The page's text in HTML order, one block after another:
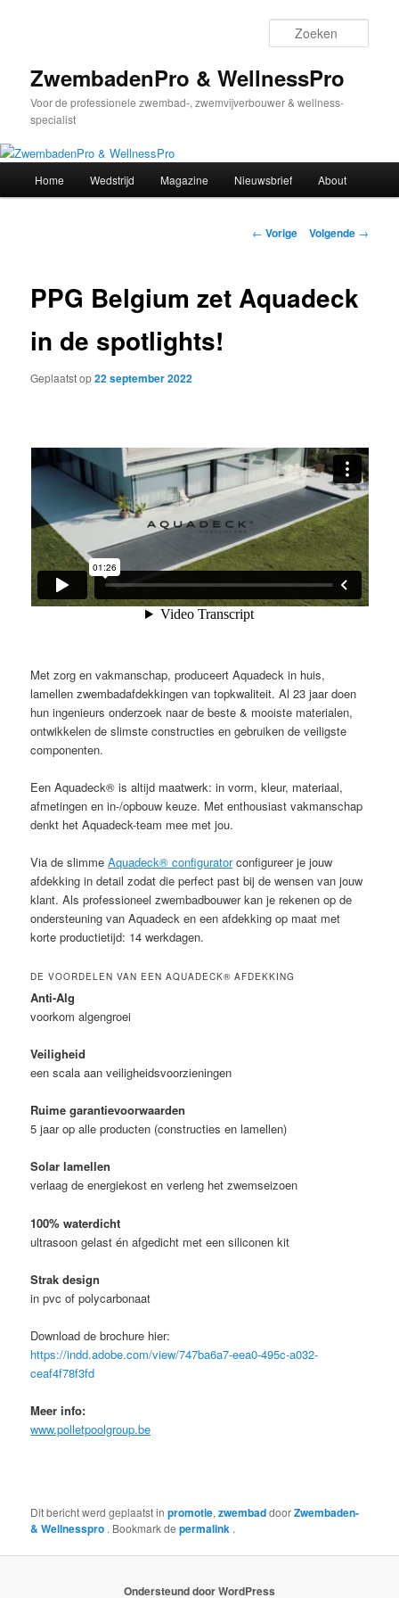
inhoudZwembadenPro & WellnessPro
Voor de professionele zwembad-, zwemvijverbouwer & wellness-
specialist
Home Wedstrijd Magazine Nieuwsbrief About
Bericht
← Vorige Volgende →
PPG Belgium zet Aquadeck
in de spotlights!
Geplaatst op22 september 2022
Met zorg en vakmanschap, produceert Aquadeck in huis,
lamellen zwembadafdekkingen van topkwaliteit. Al 23 jaar doen
hun ingenieurs onderzoek naar de beste & mooiste materialen,
ontwikkelen de slimste constructies en gebruiken de veiligste
componenten.
Een Aquadeck® is altijd maatwerk: in vorm, kleur, materiaal,
afmetingen en in-/opbouw keuze. Met enthousiast vakmanschap
denkt het Aquadeck-team mee met jou.
Via de slimmeAquadeck® configuratorconfigureer je jouw
afdekking in detail zodat die perfect past bij de wensen van jouw
klant. Als professioneel zwembadbouwer kan je rekenen op de
ondersteuning van Aquadeck en een afdekking op maat met
korte productietijd: 14 werkdagen.
DE VOORDELEN VAN EEN AQUADECK® AFDEKKING
Anti-Alg
voorkom algengroei
Veiligheid
een scala aan veiligheidsvoorzieningen
Ruime garantievoorwaarden
5 jaar op alle producten (constructies en lamellen)
Solar lamellen
verlaag de energiekost en verleng het zwemseizoen
100% waterdicht
ultrasoon gelast én afgedicht met een siliconen kit
Strak design
in pvc of polycarbonaat
Download de brochure hier:
https://indd.adobe.com/view/747ba6a7-eea0-495c-a032-
ceaf4f78f3fd
Meer info:
www.polletpoolgroup.be
Dit bericht werd geplaatst inpromotie,zwembaddoorZwembaden-
& Wellnesspro . Bookmark depermalink .
Ondersteund door WordPress